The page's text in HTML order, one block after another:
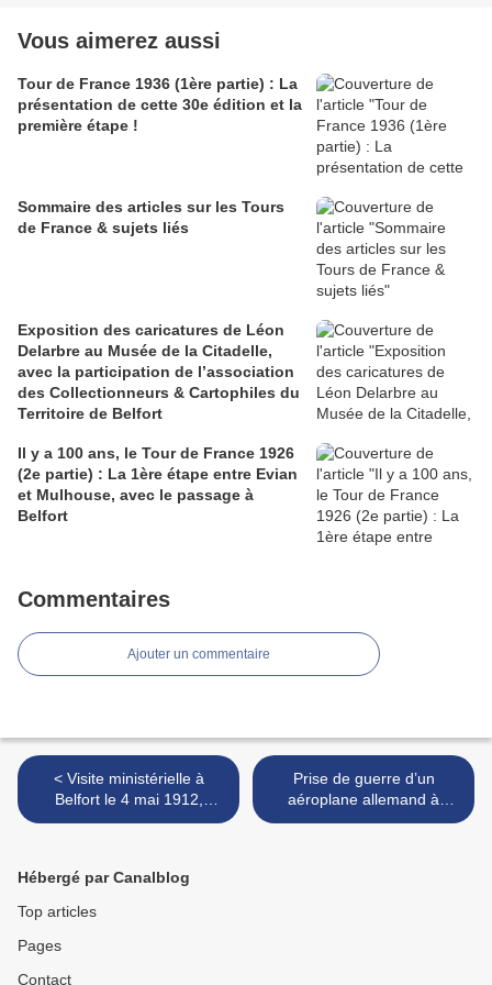
Vous aimerez aussi
Tour de France 1936 (1ère partie) : La
présentation de cette 30e édition et la
première étape !
Sommaire des articles sur les Tours
de France & sujets liés
Exposition des caricatures de Léon
Delarbre au Musée de la Citadelle,
avec la participation de l’association
des Collectionneurs & Cartophiles du
Territoire de Belfort
Il y a 100 ans, le Tour de France 1926
(2e partie) : La 1ère étape entre Evian
et Mulhouse, avec le passage à
Belfort
Commentaires
Ajouter un commentaire
< Visite ministérielle à
Belfort le 4 mai 1912,
Alexandre Millerand reçu
Prise de guerre d’un
aéroplane allemand à
Berrwiller, lors de l’offensive
Hébergé par Canalblog
Top articles
Pages
Contact